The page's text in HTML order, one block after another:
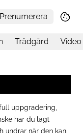
Prenumerera
Trädgård Video
uppgradering,
har du lagt
undrar när den kan